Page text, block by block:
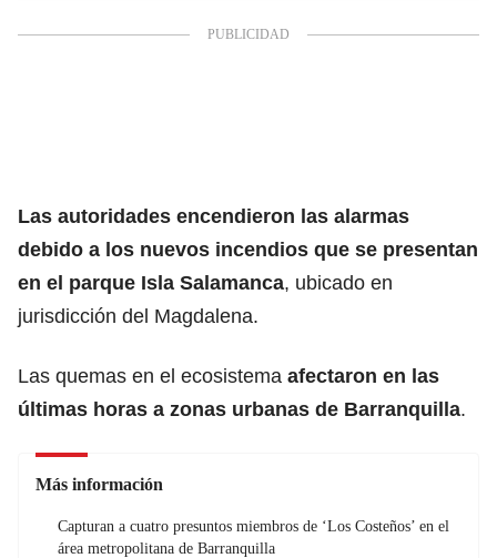
Las autoridades encendieron las alarmas
debido a los nuevos incendios que se presentan
en el parque Isla Salamanca, ubicado en
jurisdicción del Magdalena.
Las quemas en el ecosistema afectaron en las
últimas horas a zonas urbanas de Barranquilla.
Más información
Capturan a cuatro presuntos miembros de ‘Los Costeños’ en el
área metropolitana de Barranquilla